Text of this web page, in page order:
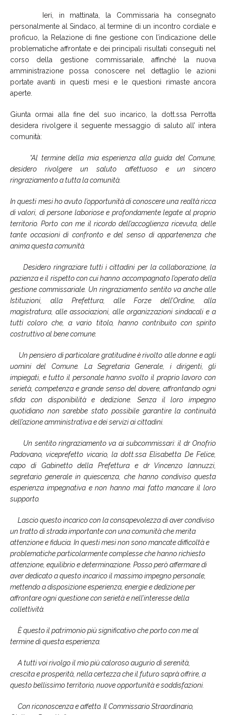
Ieri, in mattinata, la Commissaria ha consegnato
personalmente al Sindaco, al termine di un incontro cordiale e
proficuo, la Relazione di fine gestione con l’indicazione delle
problematiche affrontate e dei principali risultati conseguiti nel
corso della gestione commissariale, affinché la nuova
amministrazione possa conoscere nel dettaglio le azioni
portate avanti in questi mesi e le questioni rimaste ancora
aperte.
Giunta ormai alla fine del suo incarico, la dott.ssa Perrotta
desidera rivolgere il seguente messaggio di saluto all’ intera
comunità:
“Al termine della mia esperienza alla guida del Comune,
desidero rivolgere un saluto affettuoso e un sincero
ringraziamento a tutta la comunità.
In questi mesi ho avuto l’opportunità di conoscere una realtà ricca
di valori, di persone laboriose e profondamente legate al proprio
territorio. Porto con me il ricordo dell’accoglienza ricevuta, delle
tante occasioni di confronto e del senso di appartenenza che
anima questa comunità.
Desidero ringraziare tutti i cittadini per la collaborazione, la
pazienza e il rispetto con cui hanno accompagnato l’operato della
gestione commissariale. Un ringraziamento sentito va anche alle
Istituzioni, alla Prefettura, alle Forze dell’Ordine, alla
magistratura, alle associazioni, alle organizzazioni sindacali e a
tutti coloro che, a vario titolo, hanno contribuito con spirito
costruttivo al bene comune.
Un pensiero di particolare gratitudine è rivolto alle donne e agli
uomini del Comune. La Segretaria Generale, i dirigenti, gli
impiegati, e tutto il personale hanno svolto il proprio lavoro con
serietà, competenza e grande senso del dovere, affrontando ogni
sfida con disponibilità e dedizione. Senza il loro impegno
quotidiano non sarebbe stato possibile garantire la continuità
dell’azione amministrativa e dei servizi ai cittadini.
Un sentito ringraziamento va ai subcommissari: il dr Onofrio
Padovano, viceprefetto vicario, la dott.ssa Elisabetta De Felice,
capo di Gabinetto della Prefettura e dr Vincenzo lannuzzi,
segretario generale in quiescenza, che hanno condiviso questa
esperienza impegnativa e non hanno mai fatto mancare il loro
supporto.
Lascio questo incarico con la consapevolezza di aver condiviso
un tratto di strada importante con una comunità che merita
attenzione e fiducia. In questi mesi non sono mancate difficoltà e
problematiche particolarmente complesse che hanno richiesto
attenzione, equilibrio e determinazione. Posso però affermare di
aver dedicato a questo incarico il massimo impegno personale,
mettendo a disposizione esperienza, energie e dedizione per
affrontare ogni questione con serietà e nell’interesse della
collettività.
È questo il patrimonio più significativo che porto con me al
termine di questa esperienza.
A tutti voi rivolgo il mio più caloroso augurio di serenità,
crescita e prosperità, nella certezza che il futuro saprà offrire, a
questo bellissimo territorio, nuove opportunità e soddisfazioni.
Con riconoscenza e affetto. Il Commissario Straordinario,